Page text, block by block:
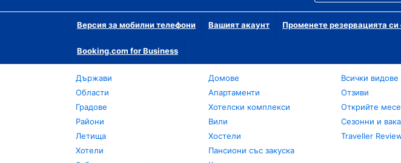
Версия за мобилни телефони Вашият акаунт Променете резервацията си
Booking.com for Business
Държави
Области
Градове
Райони
Летища
Хотели
Домове
Апартаменти
Хотелски комплекси
Вили
Хостели
Пансиони със закуска
Всички видове
Отзиви
Открийте
Сезонни и
Traveller